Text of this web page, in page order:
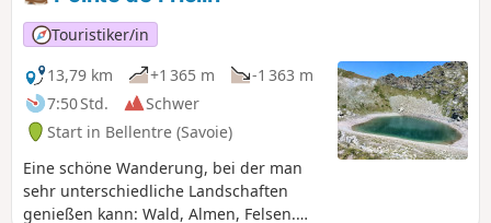
Touristiker/in
13,79 km
+1 365 m
-1 363 m
7:50 Std.
Schwer
Start in Bellentre (Savoie)
Eine schöne Wanderung, bei der man
sehr unterschiedliche Landschaften
genießen kann: Wald, Almen, Felsen.